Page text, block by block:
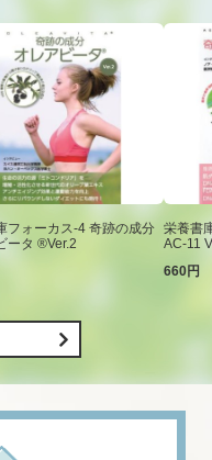
フォーカス-4 奇跡の成分
ータ ®Ver.2
栄養書
AC-11
660円